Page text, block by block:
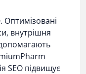
Оптимізовані
внутрішня
допомагають
SEO підвищує